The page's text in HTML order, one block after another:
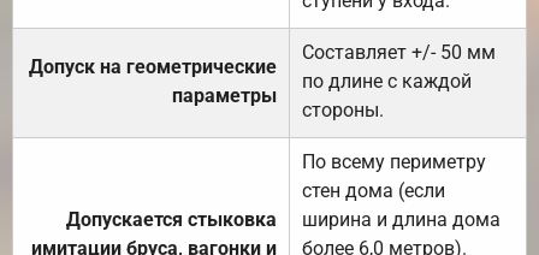
Допуск на геометрические
параметры
Составляет +/- 50 мм
по длине с каждой
стороны.
Допускается стыковка
имитации бруса, вагонки и
По всему периметру
стен дома (если
ширина и длина дома
более 6,0 метров).